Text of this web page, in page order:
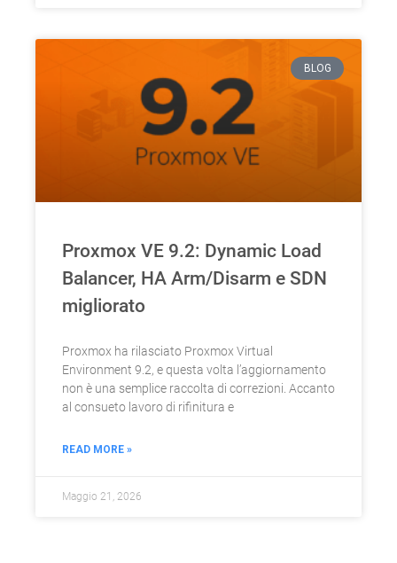
BLOG
Proxmox VE 9.2: Dynamic Load
Balancer, HA Arm/Disarm e SDN
migliorato
Proxmox ha rilasciato Proxmox Virtual
Environment 9.2, e questa volta l’aggiornamento
non è una semplice raccolta di correzioni. Accanto
al consueto lavoro di rifinitura e
READ MORE »
Maggio 21, 2026